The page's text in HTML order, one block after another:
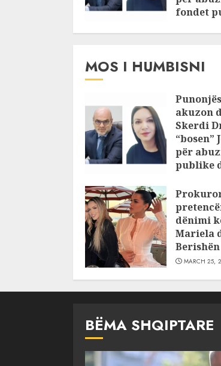
fondet
MOS I HUMBISNI
akuzon
Skerdi
“bosen”
për
publike
JULY 24, 2025
dënimi
Mariela
Berishën
MARCH 25,
BËMA SHQIPTARE